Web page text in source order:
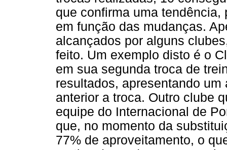
que confirma uma
em função das mudanças.
alcançados por alguns
feito. Um exemplo disto é o
em sua segunda troca de
resultados, apresentando
anterior a troca. Outro clube
equipe do Internacional de
que, no momento da
77% de aproveitamento, o